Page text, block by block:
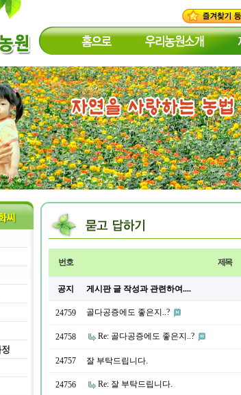
번호 제목
공지 게시판 글 작성과 관련하여....
24759 골다공증에도 좋은지..?
24758 Re: 골다공증에도 좋은지..?
24757 잘 부탁드립니다.
24756 Re: 잘 부탁드립니다.